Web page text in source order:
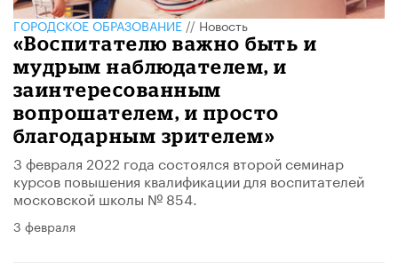
ГОРОДСКОЕ ОБРАЗОВАНИЕ//Новость
«Воспитателю важно быть и
мудрым наблюдателем, и
заинтересованным
вопрошателем, и просто
благодарным зрителем»
3 февраля 2022 года состоялся второй семинар
курсов повышения квалификации для воспитателей
московской школы № 854.
3 февраля